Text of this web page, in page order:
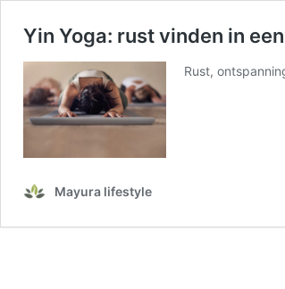
Yin Yoga: rust vinden in
Rust,
Mayura lifestyle